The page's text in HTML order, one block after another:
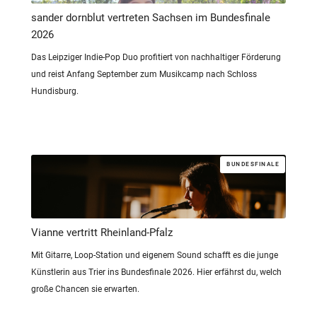
sander dornblut vertreten Sachsen im Bundesfinale
2026
Das Leipziger Indie-Pop Duo profitiert von nachhaltiger Förderung
und reist Anfang September zum Musikcamp nach Schloss
Hundisburg.
BUNDESFINALE
Vianne vertritt Rheinland-Pfalz
Mit Gitarre, Loop-Station und eigenem Sound schafft es die junge
Künstlerin aus Trier ins Bundesfinale 2026. Hier erfährst du, welch
große Chancen sie erwarten.